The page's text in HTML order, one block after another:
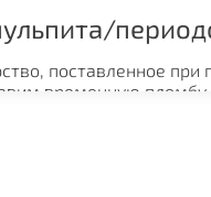
поставленное
временную пломбу.